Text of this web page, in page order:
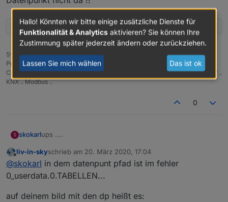
Synology 918+ 16GB - ioBroker in Docker v9 , VISO auf Trekstor
Primebook C13 13,3" , Hikvision Domkameras mit Surveillance Station ..
CCU RaspberryMatic in Synology VM .. Zigbee CC2538+CC2592 .. Sonoff ..
KNX .. Modbus ..
0
S skokarlups ....
Offline
liv-in-skyschrieb am 20. März 2020, 17:04
zuletzt editiert von
@skokarl in dem datenpunt pfad ist im fehler
0_userdata.0.TABELLEN...
auf deinem bild mit den dp heißt es:
Hallo! Könnten wir bitte einige zusätzliche Dienste für
Funktionalität & Analytics aktivieren? Sie können Ihre
Zustimmung später jederzeit ändern oder zurückziehen.
Lassen Sie mich wählen Das ist ok